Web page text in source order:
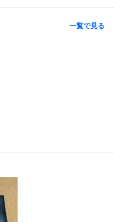
水分を取り除き、陰干し
＿＿＿＿＿＿
知など、商品情報をお届
の最新情報をお届けしま
ております。
一覧で見る